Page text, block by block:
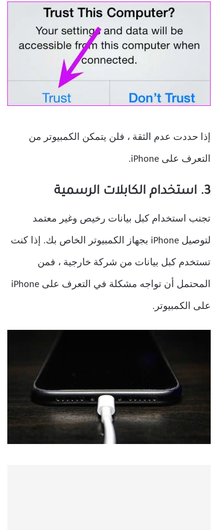
إذا حددت عدم الثقة ، فلن يتمكن الكمبيوتر من
التعرف على iPhone.
3. استخدام الكابلات الرسمية
تجنب استخدام كبل بيانات رخيص وغير معتمد
لتوصيل iPhone بجهاز الكمبيوتر الخاص بك. إذا كنت
تستخدم كبل بيانات من شركة خارجية ، فمن
المحتمل أن تواجه مشكلة في التعرف على iPhone
على الكمبيوتر.